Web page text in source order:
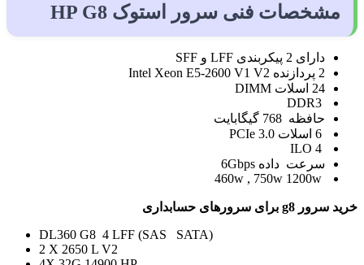
مشخصات فنی سرور استوک HP G8
دارای 2 پیکربندی LFF و SFF
2 پردازنده Intel Xeon E5-2600 V1 V2
24 اسلات DIMM
حافظه 768 گیگابایت
سرعت داده 6Gbps
خرید سرور g8 برای سرورهای حسابداری
DL360 G8 4 LFF (SAS SATA)
2 X 2650 L V2